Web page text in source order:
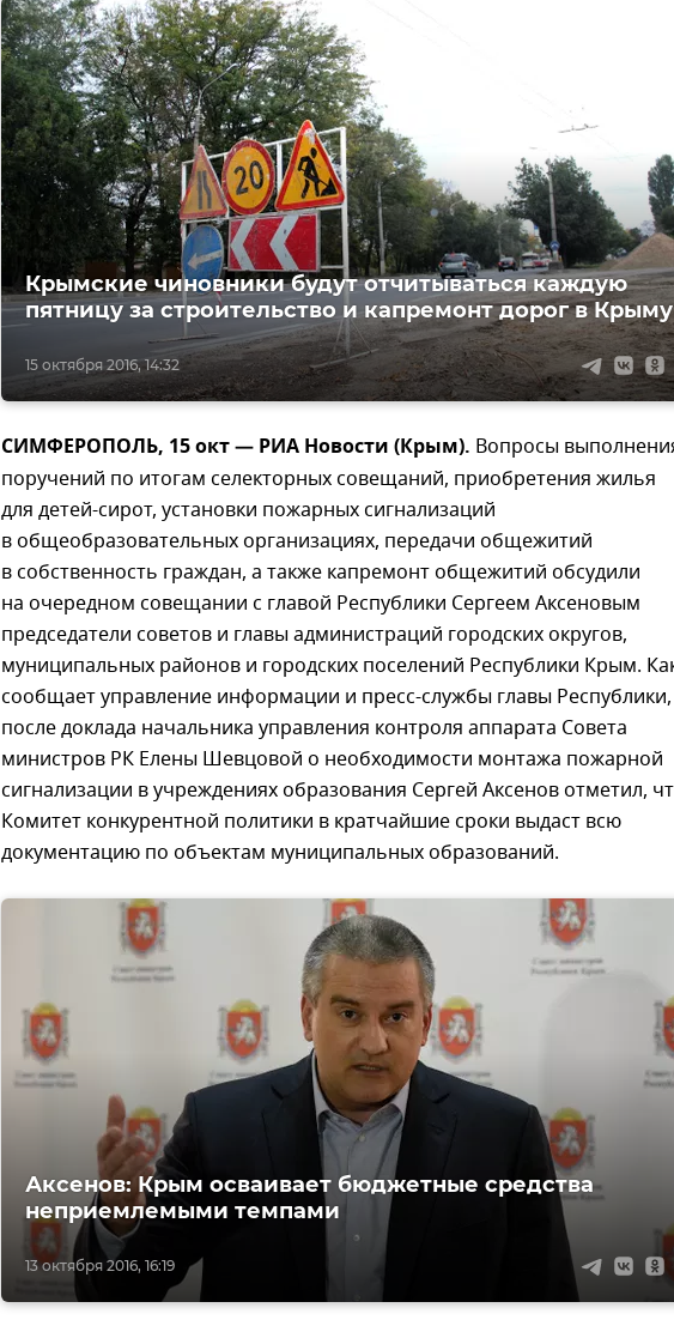
15 октября 2016, 14:32
Крымские чиновники будут отчитываться каждую
пятницу за строительство и капремонт дорог в Крыму
СИМФЕРОПОЛЬ, 15 окт — РИА Новости (Крым). Вопросы
поручений по итогам селекторных совещаний, приобретения жилья
для детей-сирот, установки пожарных сигнализаций
в общеобразовательных организациях, передачи общежитий
в собственность граждан, а также капремонт общежитий обсудили
на очередном совещании с главой Республики Сергеем Аксеновым
председатели советов и главы администраций городских округов,
муниципальных районов и городских поселений Республики Крым.
сообщает управление информации и пресс-службы главы Республики,
после доклада начальника управления контроля аппарата Совета
министров РК Елены Шевцовой о необходимости монтажа пожарной
сигнализации в учреждениях образования Сергей Аксенов отметил,
Комитет конкурентной политики в кратчайшие сроки выдаст всю
документацию по объектам муниципальных образований.
13 октября 2016, 16:19
Аксенов: Крым осваивает бюджетные средства
неприемлемыми темпами